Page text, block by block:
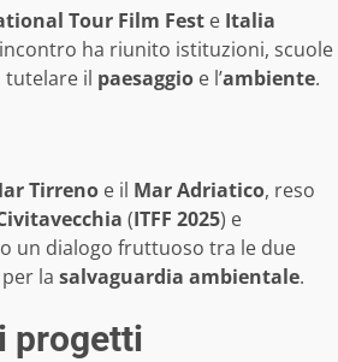
Tour Film Fest e Italia
ha riunito istituzioni, scuole
tutelare il paesaggio e l’ambiente.
Tirreno e il Mar Adriatico, reso
(ITFF 2025) e
un dialogo fruttuoso tra le due
la salvaguardia ambientale.
progetti